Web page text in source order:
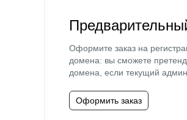
Оформите заказ на
домена: вы сможете
домена, если текущий
Оформить заказ